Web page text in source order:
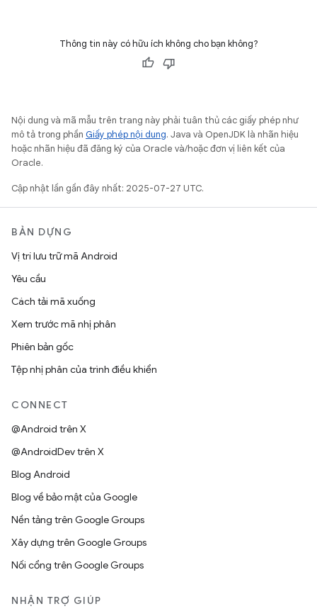
Thông tin này có hữu ích không cho bạn không?
Nội dung và mã mẫu trên trang này phải tuân thủ các giấy phép như
mô tả trong phần Giấy phép nội dung. Java và OpenJDK là nhãn hiệu
hoặc nhãn hiệu đã đăng ký của Oracle và/hoặc đơn vị liên kết của
Oracle.
Cập nhật lần gần đây nhất: 2025-07-27 UTC.
BẢN DỰNG
Vị trí lưu trữ mã Android
Yêu cầu
Cách tải mã xuống
Xem trước mã nhị phân
Phiên bản gốc
Tệp nhị phân của trình điều khiển
CONNECT
@Android trên X
@AndroidDev trên X
Blog Android
Blog về bảo mật của Google
Nền tảng trên Google Groups
Xây dựng trên Google Groups
Nối cổng trên Google Groups
NHẬN TRỢ GIÚP